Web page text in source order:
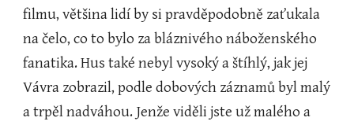
filmu, většina lidí by si pravděpodobně zaťukala
na čelo, co to bylo za bláznivého náboženského
fanatika. Hus také nebyl vysoký a štíhlý, jak jej
Vávra zobrazil, podle dobových záznamů byl malý
a trpěl nadváhou. Jenže viděli jste už malého a